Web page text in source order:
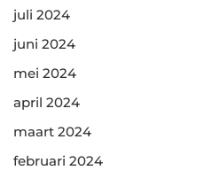
juli 2024
juni 2024
mei 2024
april 2024
maart 2024
februari 2024